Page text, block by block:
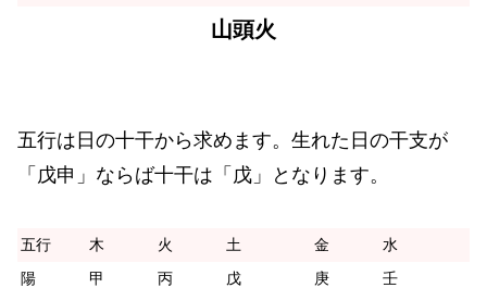
山頭火
五行は日の十干から求めます。生れた日の干支が
「戊申」ならば十干は「戊」となります。
五行 木 火 土 金
水
陽
甲 丙 戊 庚
壬